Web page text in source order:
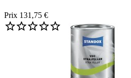
Prix 131,75 €
